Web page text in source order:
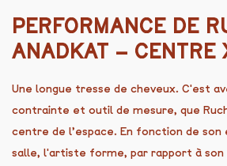
PERFORMANCE DE
ANADKAT – CENTRE
Une longue tresse de cheveux. C'est
contrainte et outil de mesure, que
centre de l’espace. En fonction de son
salle, l'artiste forme, par rapport à son